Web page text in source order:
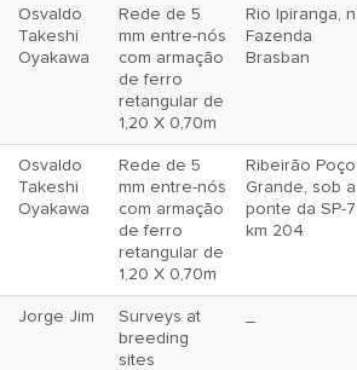
Osvaldo
Takeshi
Oyakawa
Rede de 5
mm entre-nós
com armação
de ferro
retangular de
1,20 X 0,70m
Rio Ipiranga,
Fazenda
Brasban
Osvaldo
Takeshi
Oyakawa
Rede de 5
mm entre-nós
com armação
de ferro
retangular de
1,20 X 0,70m
Ribeirão Poço
Grande, sob a
ponte da SP-
km 204
Jorge Jim
Surveys at
breeding
sites